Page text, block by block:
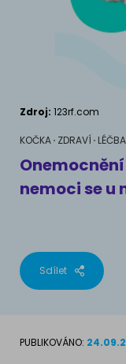
Pamlsky a
Chování
Školení
MÁM PSA
Život se psem
Příslušenství pro
Výživové
MÁM KOČKU
Jak rozumět
Život s kočkou
Školení
Příslušenství pro
PLEMENA KOČEK
AKVARIJNÍ RYBY
Zdroj: 123rf.com
KOČKA ZDRAVÍ LÉČBA
nemoci se u
Sdílet
PUBLIKOVÁNO: